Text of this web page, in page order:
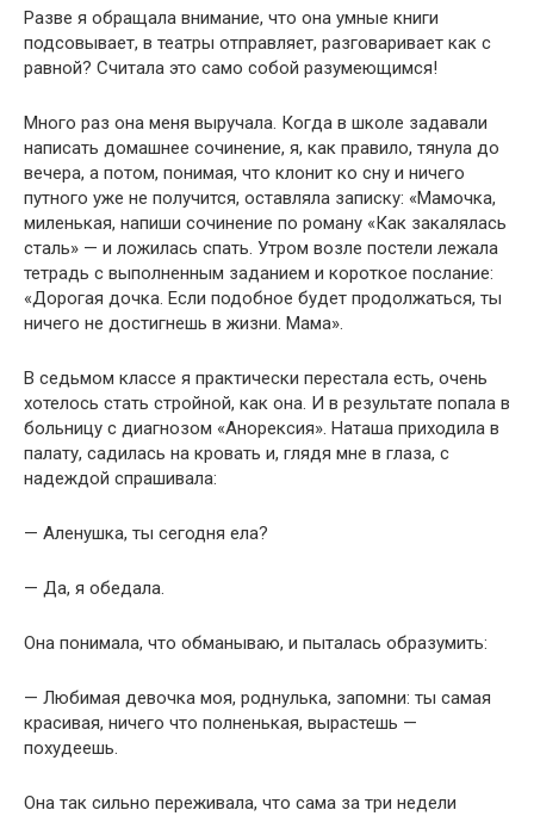
Разве я обращала внимание, что она умные книги
подсовывает, в театры отправляет, разговаривает как с
равной? Считала это само собой разумеющимся!
Много раз она меня выручала. Когда в школе задавали
написать домашнее сочинение, я, как правило, тянула до
вечера, а потом, понимая, что клонит ко сну и ничего
путного уже не получится, оставляла записку: «Мамочка,
миленькая, напиши сочинение по роману «Как закалялась
сталь» — и ложилась спать. Утром возле постели лежала
тетрадь с выполненным заданием и короткое послание:
«Дорогая дочка. Если подобное будет продолжаться, ты
ничего не достигнешь в жизни. Мама».
В седьмом классе я практически перестала есть, очень
хотелось стать стройной, как она. И в результате попала в
больницу с диагнозом «Анорексия». Наташа приходила в
палату, садилась на кровать и, глядя мне в глаза, с
надеждой спрашивала:
— Аленушка, ты сегодня ела?
— Да, я обедала.
Она понимала, что обманываю, и пыталась образумить:
— Любимая девочка моя, роднулька, запомни: ты самая
красивая, ничего что полненькая, вырастешь —
похудеешь.
Она так сильно переживала, что сама за три недели